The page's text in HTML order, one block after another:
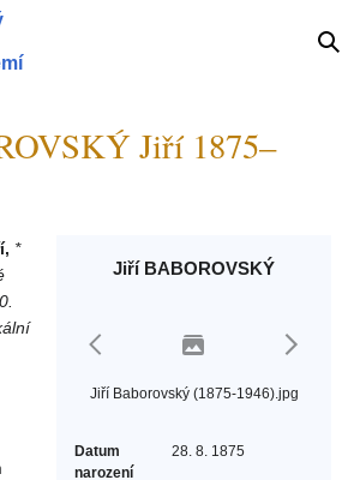
Jiří 1875–
Jiří BABOROVSKÝ
Jiří Baborovský (1875-1946).jpg
Datum
narození
28. 8. 1875
*